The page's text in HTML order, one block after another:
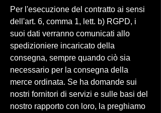
Per l'esecuzione del contratto ai sensi
dell'art. 6, comma 1, lett. b) RGPD, i
suoi dati verranno comunicati allo
spedizioniere incaricato della
consegna, sempre quando ciò sia
necessario per la consegna della
merce ordinata. Se ha domande sui
nostri fornitori di servizi e sulle basi del
nostro rapporto con loro, la preghiamo